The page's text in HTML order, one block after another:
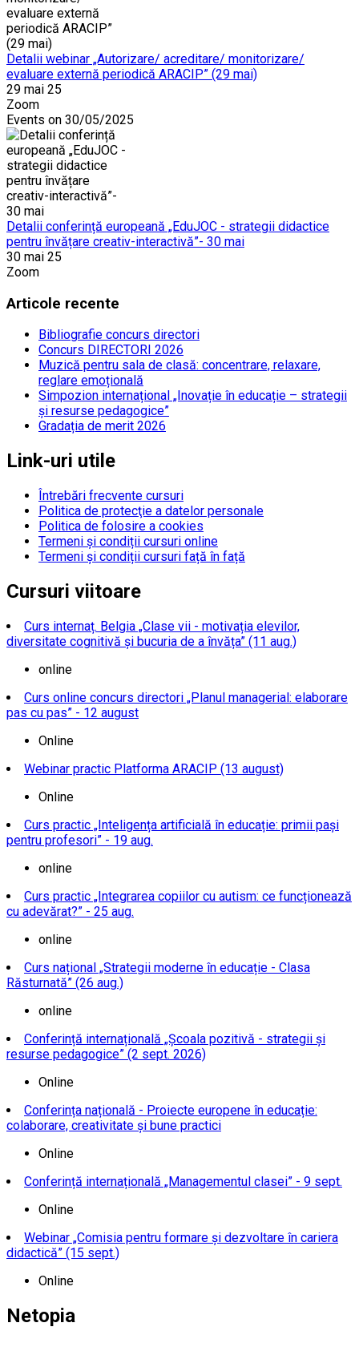
Detalii webinar „Autorizare/ acreditare/ monitorizare/
evaluare externă periodică ARACIP” (29 mai)
29 mai 25
Zoom
Events on 30/05/2025
Detalii conferință europeană „EduJOC - strategii didactice
pentru învățare creativ-interactivă”- 30 mai
30 mai 25
Zoom
Articole recente
Bibliografie concurs directori
Concurs DIRECTORI 2026
Muzică pentru sala de clasă: concentrare, relaxare,
reglare emoțională
Simpozion internațional „Inovație în educație – strategii
și resurse pedagogice”
Gradația de merit 2026
Link-uri utile
Întrebări frecvente cursuri
Politica de protecţie a datelor personale
Politica de folosire a cookies
Termeni și condiții cursuri online
Termeni și condiții cursuri față în față
Cursuri viitoare
Curs internaț. Belgia „Clase vii - motivația elevilor,
diversitate cognitivă și bucuria de a învăța” (11 aug.)
online
Curs online concurs directori „Planul managerial: elaborare
pas cu pas” - 12 august
Online
Webinar practic Platforma ARACIP (13 august)
Online
Curs practic „Inteligența artificială în educație: primii pași
pentru profesori” - 19 aug.
online
Curs practic „Integrarea copiilor cu autism: ce funcționează
cu adevărat?” - 25 aug.
online
Curs național „Strategii moderne în educație - Clasa
Răsturnată” (26 aug.)
online
Conferință internațională „Școala pozitivă - strategii și
resurse pedagogice” (2 sept. 2026)
Online
Conferința națională - Proiecte europene în educație:
colaborare, creativitate și bune practici
Online
Conferință internațională „Managementul clasei” - 9 sept.
Online
Webinar „Comisia pentru formare și dezvoltare în cariera
didactică” (15 sept.)
Online
Netopia